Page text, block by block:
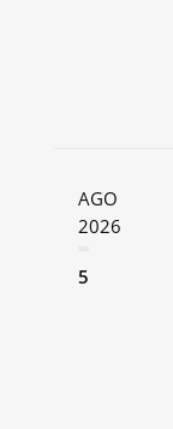
AGO
2026
5